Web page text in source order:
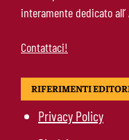
interamente dedicato
Contattaci!
RIFERIMENTI
Privacy Policy